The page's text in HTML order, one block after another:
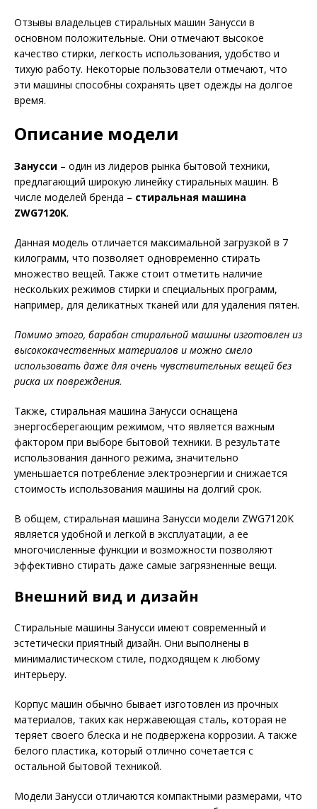
Отзывы владельцев стиральных машин Занусси в
основном положительные. Они отмечают высокое
качество стирки, легкость использования, удобство и
тихую работу. Некоторые пользователи отмечают, что
эти машины способны сохранять цвет одежды на долгое
время.
Описание модели
Занусси – один из лидеров рынка бытовой техники,
предлагающий широкую линейку стиральных машин. В
числе моделей бренда – стиральная машина
ZWG7120K.
Данная модель отличается максимальной загрузкой в 7
килограмм, что позволяет одновременно стирать
множество вещей. Также стоит отметить наличие
нескольких режимов стирки и специальных программ,
например, для деликатных тканей или для удаления пятен.
Помимо этого, барабан стиральной машины изготовлен из
высококачественных материалов и можно смело
использовать даже для очень чувствительных вещей без
риска их повреждения.
Также, стиральная машина Занусси оснащена
энергосберегающим режимом, что является важным
фактором при выборе бытовой техники. В результате
использования данного режима, значительно
уменьшается потребление электроэнергии и снижается
стоимость использования машины на долгий срок.
В общем, стиральная машина Занусси модели ZWG7120K
является удобной и легкой в эксплуатации, а ее
многочисленные функции и возможности позволяют
эффективно стирать даже самые загрязненные вещи.
Внешний вид и дизайн
Стиральные машины Занусси имеют современный и
эстетически приятный дизайн. Они выполнены в
минималистическом стиле, подходящем к любому
интерьеру.
Корпус машин обычно бывает изготовлен из прочных
материалов, таких как нержавеющая сталь, которая не
теряет своего блеска и не подвержена коррозии. А также
белого пластика, который отлично сочетается с
остальной бытовой техникой.
Модели Занусси отличаются компактными размерами, что